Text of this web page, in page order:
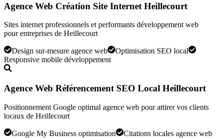
Agence Web Création Site Internet Heillecourt
Sites internet professionnels et performants développement web
pour entreprises de Heillecourt
Design sur-mesure agence web
Optimisation SEO local
Responsive mobile développement
Agence Web Référencement SEO Local Heillecourt
Positionnement Google optimal agence web pour attirer vos clients
locaux de Heillecourt
Google My Business optimisation
Citations locales agence web